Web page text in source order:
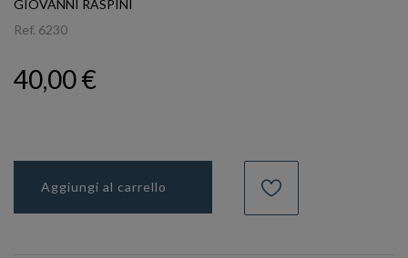
GIOVANNI RASPINI
Ref. 6230
40,00 €
Aggiungi al carrello